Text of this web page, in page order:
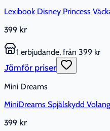
Lexibook Disney Princess
399 kr
1 erbjudande, från 399 kr
Jämför priser
Mini Dreams
MiniDreams Spjälskydd
399 kr